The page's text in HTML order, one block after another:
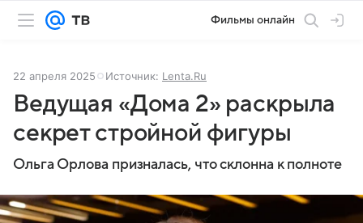
Фильмы онлайн
22 апреля 2025 Источник: Lenta.Ru
Ведущая «Дома 2» раскрыла
секрет стройной фигуры
Ольга Орлова призналась, что склонна к полноте